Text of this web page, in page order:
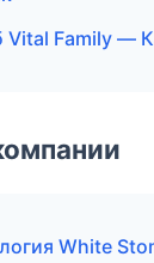
Family —
White